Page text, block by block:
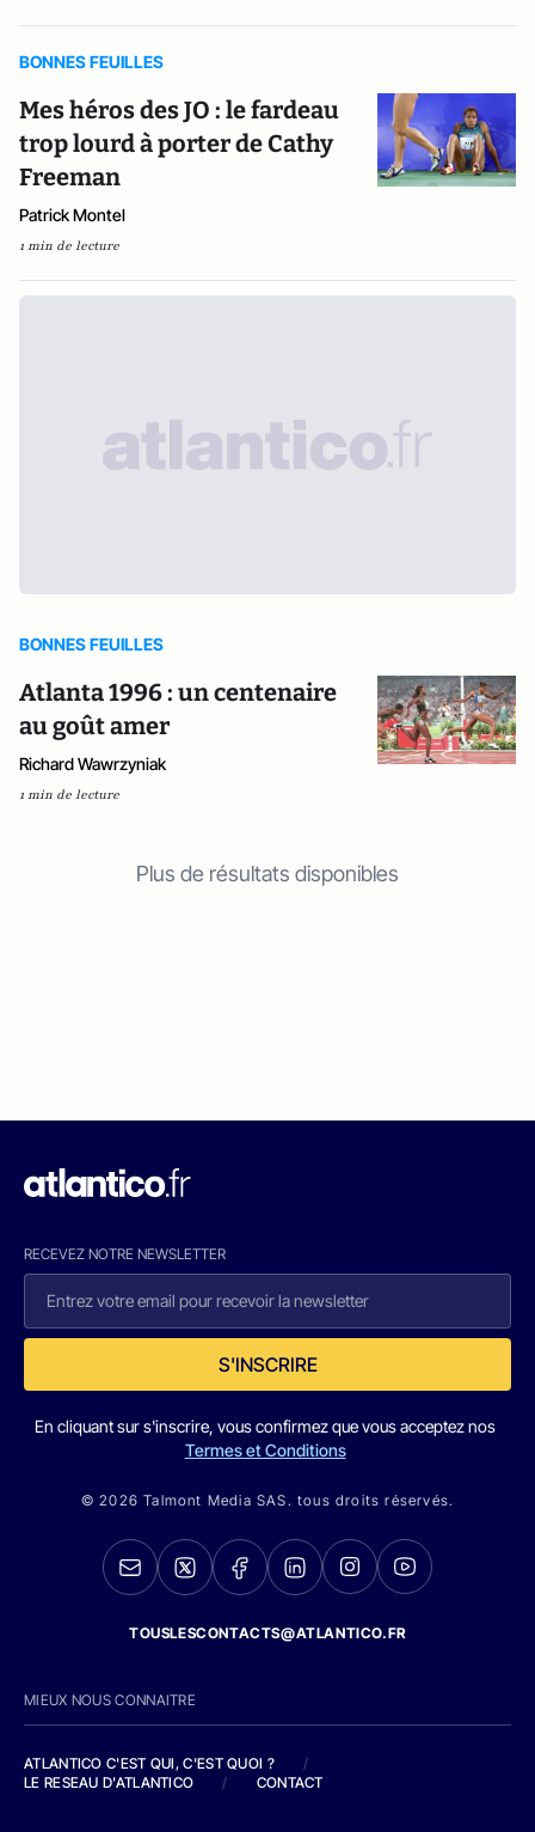
BONNES FEUILLES
Mes héros des JO : le fardeau
trop lourd à porter de Cathy
Freeman
Patrick Montel
1 min de lecture
BONNES FEUILLES
Atlanta 1996 : un centenaire
au goût amer
Richard Wawrzyniak
1 min de lecture
Plus de résultats disponibles
RECEVEZ NOTRE NEWSLETTER
S'INSCRIRE
En cliquant sur s'inscrire, vous confirmez que vous acceptez nos
Termes et Conditions
© 2026 Talmont Media SAS. tous droits réservés.
TOUSLESCONTACTS@ATLANTICO.FR
MIEUX NOUS CONNAITRE
ATLANTICO C'EST QUI, C'EST QUOI ?
/
LE RESEAU D'ATLANTICO
/ CONTACT